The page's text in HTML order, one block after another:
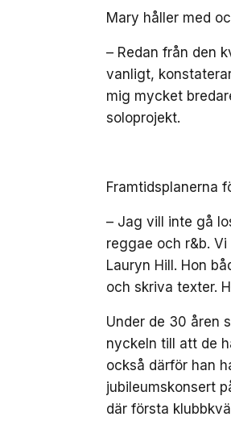
Mary håller med
– Redan från den
vanligt,
mig mycket
soloprojekt.
Framtidsplanerna
– Jag vill inte gå
reggae och r&b.
Lauryn Hill. Hon
och skriva texter.
Under de 30 åren
nyckeln till att de
också därför han
jubileumskonsert
där första